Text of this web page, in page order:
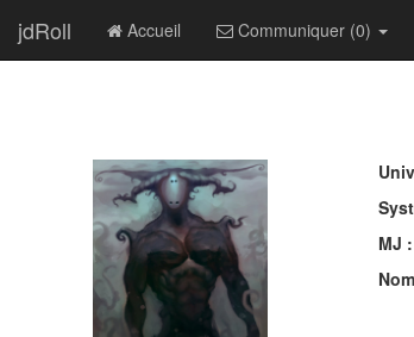
jdRoll Accueil Communiquer (0)
MJ :